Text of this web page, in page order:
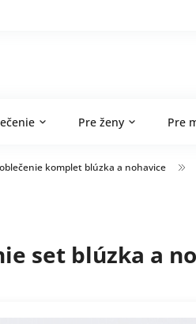
Pre ženy Pre
komplet blúzka a nohavice
set blúzka a